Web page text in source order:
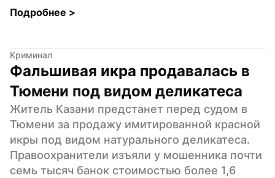
Подробнее >
Криминал
Фальшивая икра продавалась в
Тюмени под видом деликатеса
Житель Казани предстанет перед судом в
Тюмени за продажу имитированной красной
икры под видом натурального деликатеса.
Правоохранители изъяли у мошенника почти
семь тысяч банок стоимостью более 1,6